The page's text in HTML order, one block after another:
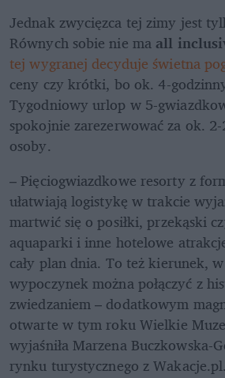
Jednak zwycięzca tej zimy jest
Równych sobie nie ma all
tej wygranej decyduje świetna
ceny czy krótki, bo ok. 4-
Tygodniowy urlop w 5-
spokojnie zarezerwować za ok.
osoby.
– Pięciogwiazdkowe resorty z
ułatwiają logistykę w trakcie
martwić się o posiłki, przekąski
aquaparki i inne hotelowe
cały plan dnia. To też kierunek,
wypoczynek można połączyć z
zwiedzaniem – dodatkowym
otwarte w tym roku Wielkie
wyjaśniła Marzena Buczkowska-
rynku turystycznego z Wakacje.pl.